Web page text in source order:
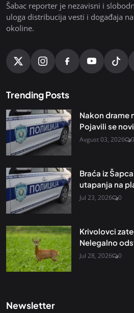
Šabac reporter je nezavisni i
uloga distribucija vesti i događaja
okoline.
Trending Posts
Nakon drame
Pojavili se
Avgust 03, 2026 0
Braća iz
utapanja na
Jul 23, 2026 0
Krivolovci
Nelegalno
Jul 28, 2026 0
Newsletter